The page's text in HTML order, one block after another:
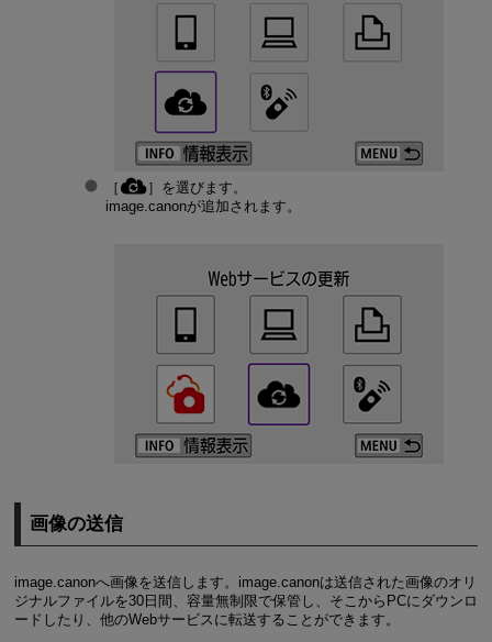
［
］を選びます。
image.canonが追加されます。
画像の送信
image.canonへ画像を送信します。image.canonは送信された画像のオリ
ジナルファイルを30日間、容量無制限で保管し、そこからPCにダウンロ
ードしたり、他のWebサービスに転送することができます。